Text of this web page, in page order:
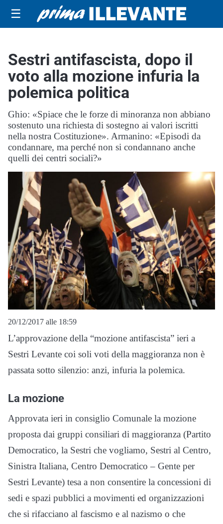
☰
Sestri antifascista, dopo il
voto alla mozione infuria la
polemica politica
Ghio: «Spiace che le forze di minoranza non abbiano
sostenuto una richiesta di sostegno ai valori iscritti
nella nostra Costituzione». Armanino: «Episodi da
condannare, ma perché non si condannano anche
quelli dei centri sociali?»
20/12/2017 alle 18:59
L’approvazione della “mozione antifascista” ieri a
Sestri Levante coi soli voti della maggioranza non è
passata sotto silenzio: anzi, infuria la polemica.
La mozione
Approvata ieri in consiglio Comunale la mozione
proposta dai gruppi consiliari di maggioranza (Partito
Democratico, la Sestri che vogliamo, Sestri al Centro,
Sinistra Italiana, Centro Democratico – Gente per
Sestri Levante) tesa a non consentire la concessioni di
sedi e spazi pubblici a movimenti ed organizzazioni
che si rifacciano al fascismo e al nazismo o che